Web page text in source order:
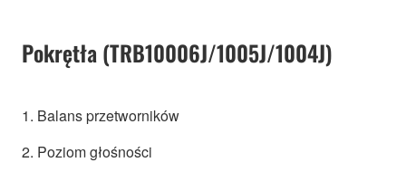
Pokrętła (TRB10006J/1005J/1004J)
1. Balans przetworników
2. Poziom głośności